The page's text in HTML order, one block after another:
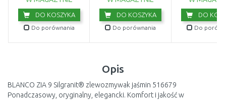
DO KOSZYKA
Do porównania
DO KOSZYKA
Do porównania
DO
Do
Opis
BLANCO ZIA 9 Silgranit® zlewozmywak jaśmin 516679
Ponadczasowy, oryginalny, elegancki. Komfort i jakość w